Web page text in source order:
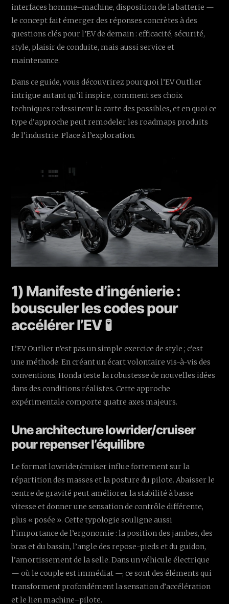
interfaces homme–machine, disposition de la batterie —
le concept fait émerger des réponses concrètes à des
questions clés pour l’EV de demain : efficacité, sécurité,
style, plaisir de conduite, mais aussi service et
maintenance.
Dans ce guide, vous découvrirez pourquoi l’EV Outlier
intrigue autant qu’il inspire, comment ses choix
techniques redessinent la carte des possibles, et en quoi ce
type d’approche peut remodeler les roadmaps produits
de l’industrie. Place à l’exploration.
1) Manifeste d’ingénierie :
bousculer les codes pour
accélérer l’EV 🧪
L’EV Outlier n’est pas un simple exercice de style ; c’est
une méthode. En créant un écart volontaire vis-à-vis des
conventions, Honda teste la robustesse de nouvelles idées
dans des conditions réalistes. Cette approche
expérimentale comporte quatre axes majeurs.
Une architecture lowrider/cruiser
pour repenser l’équilibre
Le format lowrider/cruiser influe fortement sur la
répartition des masses et la posture du pilote. Abaisser le
centre de gravité peut améliorer la stabilité à basse
vitesse et donner une sensation de contrôle différente,
plus « posée ». Cette typologie souligne aussi
l’importance de l’ergonomie : la position des jambes, des
bras et du bassin, l’angle des repose-pieds et du guidon,
l’amortissement de la selle. Dans un véhicule électrique
— où le couple est immédiat —, ce sont des éléments qui
transforment profondément la sensation d’accélération
et le lien machine–pilote.